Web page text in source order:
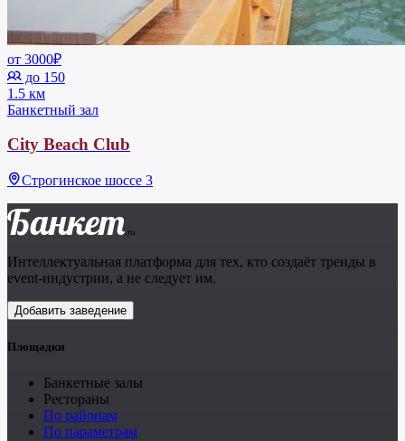
от 3000₽
до 150
1.5 км
Банкетный зал
City Beach Club
Строгинское шоссе 3
Банкет .ru
Интеллектуальная платформа для тех, кто создаёт тренды в
event-индустрии, а не следует им.
Добавить заведение
Площадки
Банкетные залы
Рестораны
По районам
По параметрам